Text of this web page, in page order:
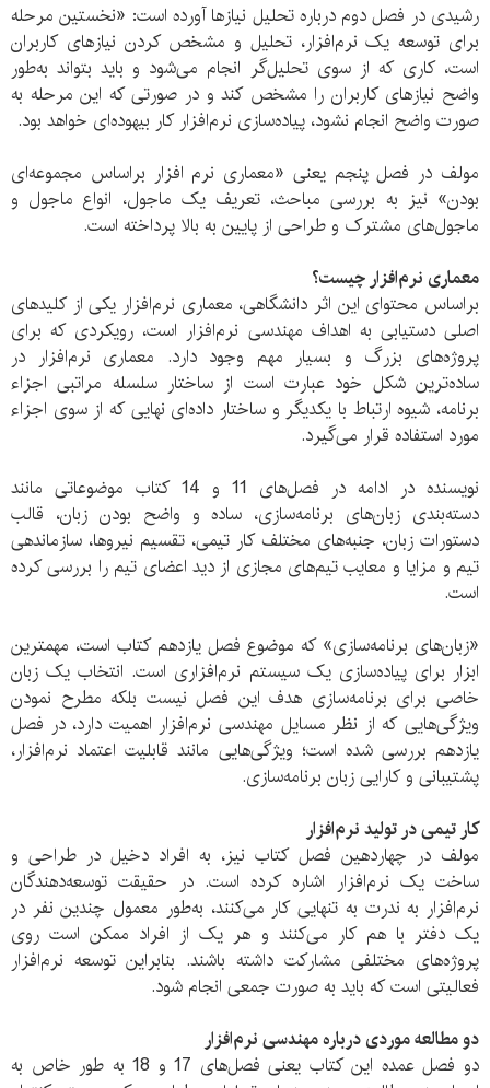
رشیدی در فصل دوم درباره تحلیل نیاز‌ها آورده است: «نخستین مرحله
برای توسعه یک نرم‌افزار، تحلیل و مشخص کردن نیاز‌های کاربران
است، کاری که از سوی تحلیل‌گر انجام می‌شود و باید بتواند به‌طور
واضح نیاز‌های کاربران را مشخص کند و در صورتی که این مرحله به
صورت واضح انجام نشود، پیاده‌سازی نرم‌افزار کار بیهوده‌ای خواهد بود.
مولف در فصل پنجم یعنی «معماری نرم افزار براساس مجموعه‌ای
بودن» نیز به بررسی مباحث، تعریف یک ماجول، انواع ماجول و
ماجول‌های مشترک و طراحی از پایین به بالا پرداخته است.
معماری نرم‌افزار چیست؟
براساس محتوای این اثر دانشگاهی، معماری نرم‌افزار یکی از کلیدهای
اصلی دستیابی به اهداف مهندسی نرم‌افزار است، رویکردی که برای
پروژه‌های بزرگ و بسیار مهم وجود دارد. معماری نرم‌افزار در
ساده‌ترین شکل خود عبارت است از ساختار سلسله مراتبی اجزاء
برنامه، شیوه ارتباط با یکدیگر و ساختار داده‌ای نهایی که از سوی اجزاء
مورد استفاده قرار می‌گیرد.
نویسنده در ادامه در فصل‌های 11 و 14 کتاب موضوعاتی مانند
دسته‌بندی زبان‌های برنامه‌سازی، ساده و واضح بودن زبان، قالب
دستورات زبان، جنبه‌های مختلف کار تیمی، تقسیم نیروها، سازماندهی
تیم و مزایا و معایب تیم‌های مجازی از دید اعضای تیم را بررسی کرده
است.
«زبان‌های برنامه‌‌سازی» که موضوع فصل یازدهم کتاب است، مهمترین
ابزار برای پیاده‌سازی یک سیستم نرم‌افزاری است. انتخاب یک زبان
خاصی برای برنامه‌سازی هدف این فصل نیست بلکه مطرح نمودن
ویژگی‌هایی که از نظر مسایل مهندسی نرم‌افزار اهمیت دارد، در فصل
یازدهم بررسی شده است؛ ویژگی‌هایی مانند قابلیت اعتماد نرم‌افزار،
پشتیبانی و کارایی زبان برنامه‌سازی.
کار تیمی در تولید نرم‌افزار
مولف در چهاردهین فصل کتاب نیز، به افراد دخیل در طراحی و
ساخت یک نرم‌افزار اشاره کرده است. در حقیقت توسعه‌دهندگان
نرم‌افزار به ندرت به تنهایی کار می‌کنند، به‌طور معمول چندین نفر در
یک دفتر با هم کار می‌کنند و هر یک از افراد ممکن است روی
پروژه‌های مختلفی مشارکت داشته باشند. بنابراین توسعه نرم‌افزار
فعالیتی است که باید به صورت جمعی انجام شود.
دو مطالعه موردی درباره مهندسی نرم‌افزار
دو فصل عمده این کتاب یعنی فصل‌های 17 و 18 به طور خاص به